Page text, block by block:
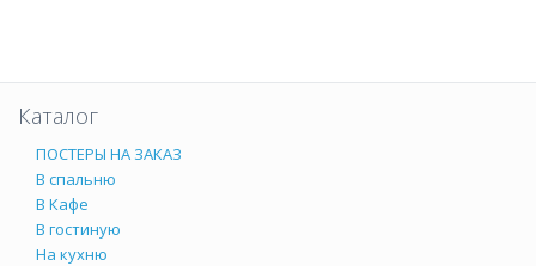
Каталог
ПОСТЕРЫ НА ЗАКАЗ
В спальню
В Кафе
В гостиную
На кухню